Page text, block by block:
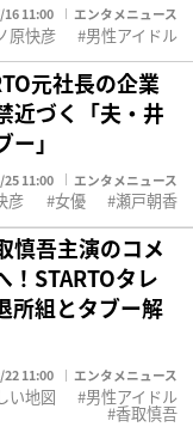
11:00 エンタメニュース
原快彦 男性アイドル
元社長の企業
近づく「夫・井
」
11:00 エンタメニュース
彦 女優 瀬戸朝香
吾主演のコメ
！STARTOタレ
所組とタブー解
11:00 エンタメニュース
い地図 男性アイドル
香取慎吾